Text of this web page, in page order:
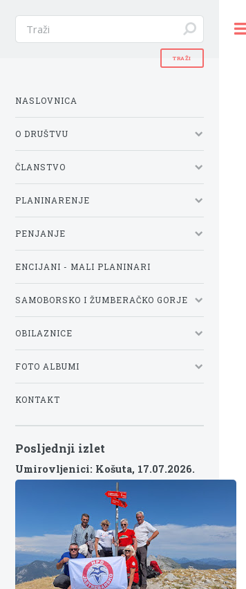
NASLOVNICA
O DRUŠTVU
ČLANSTVO
PLANINARENJE
PENJANJE
ENCIJANI - MALI PLANINARI
SAMOBORSKO I ŽUMBERAČKO GORJE
OBILAZNICE
FOTO ALBUMI
KONTAKT
Posljednji izlet
Umirovljenici: Košuta, 17.07.2026.